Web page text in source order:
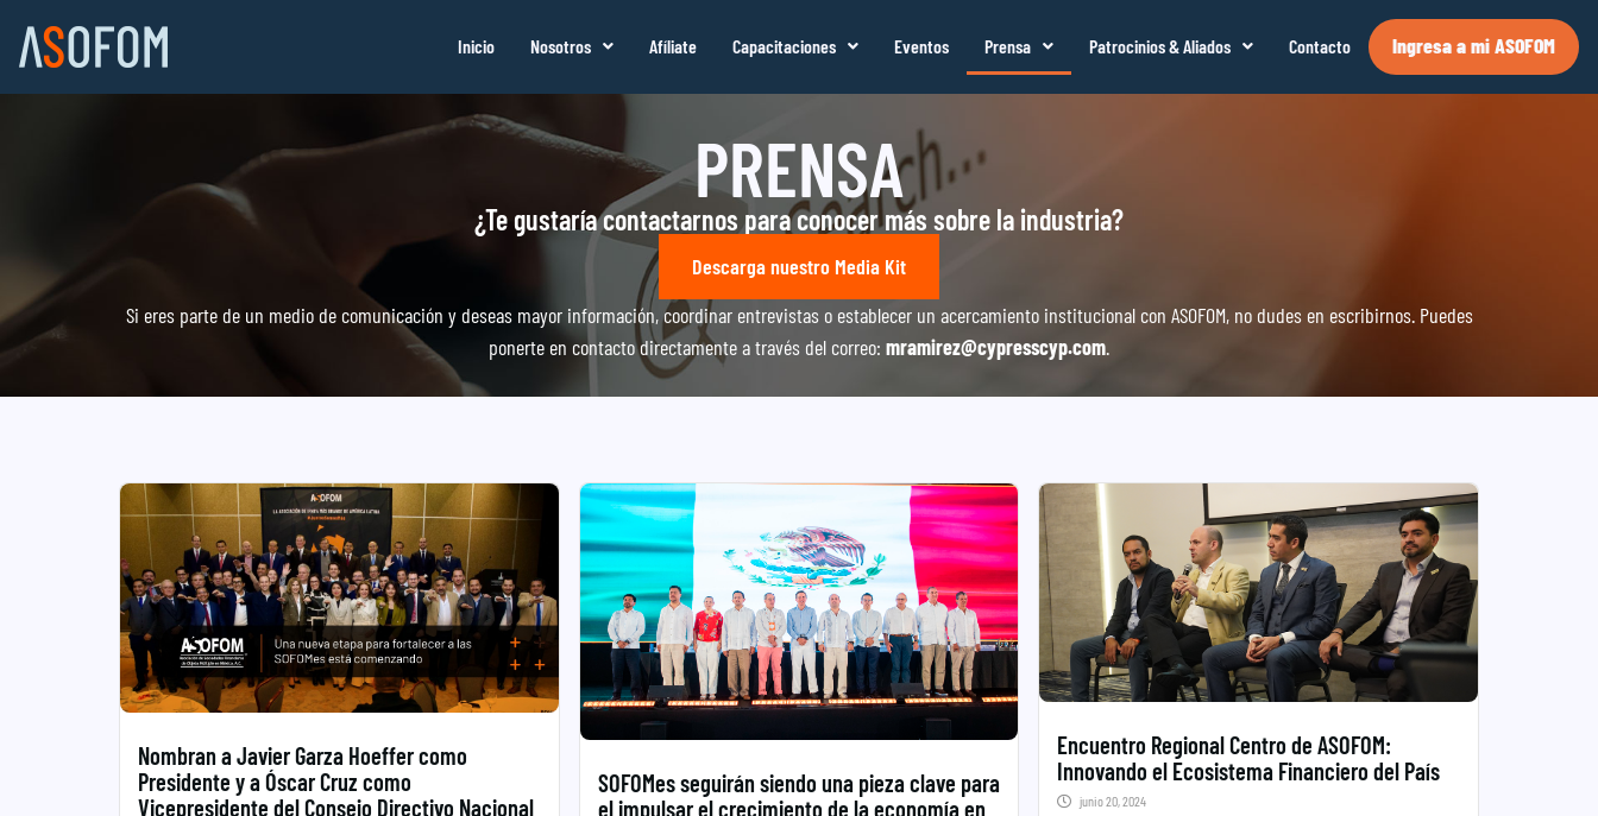
Inicio Nosotros Afíliate Capacitaciones Eventos Prensa Patrocinios & Aliados Contacto Ingresa a mi ASOFOM
PRENSA
¿Te gustaría contactarnos para conocer más sobre la industria?
Descarga nuestro Media Kit
Si eres parte de un medio de comunicación y deseas mayor información, coordinar entrevistas o establecer un acercamiento institucional con ASOFOM, no dudes en escribirnos. Puedes
ponerte en contacto directamente a través del correo: mramirez@cypresscyp.com.
Nombran a Javier Garza Hoeffer como
Presidente y a Óscar Cruz como
Vicepresidente del Consejo Directivo Nacional
SOFOMes seguirán siendo una pieza clave para
el impulsar el crecimiento de la economía en
Encuentro Regional Centro de ASOFOM:
Innovando el Ecosistema Financiero del País
junio 20, 2024